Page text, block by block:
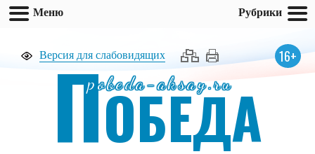
Версия для слабовидящих 16+
pobeda-aksay.ru
ПОБЕДА
Меню Рубрики